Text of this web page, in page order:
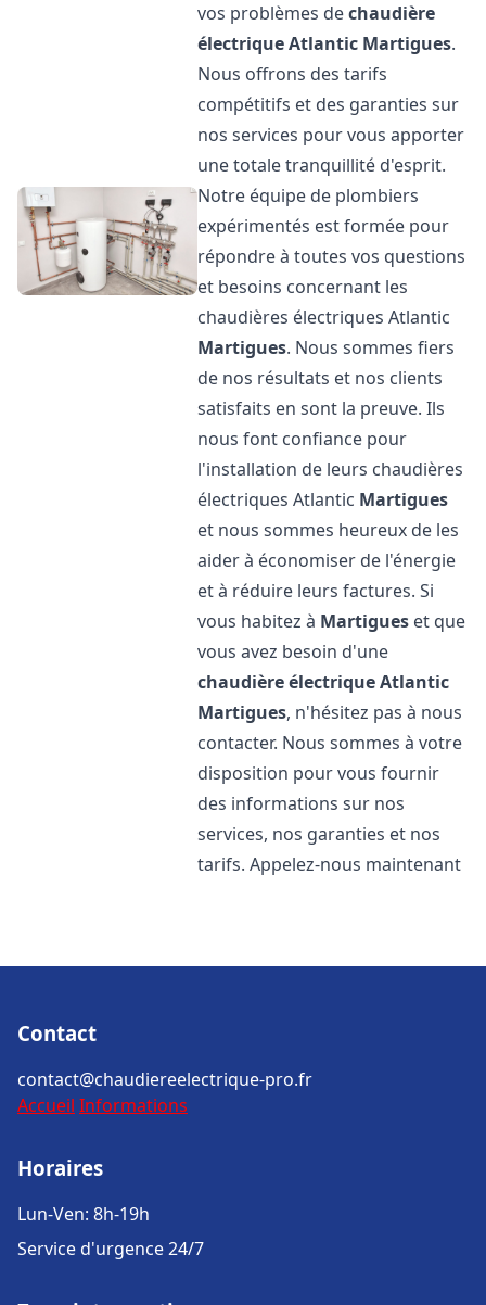
vos problèmes dechaudière
électrique Atlantic Martigues.
Nous offrons des tarifs
compétitifs et des garanties sur
nos services pour vous apporter
une totale tranquillité d'esprit.
Notre équipe de plombiers
expérimentés est formée pour
répondre à toutes vos questions
et besoins concernant les
chaudières électriques Atlantic
Martigues. Nous sommes fiers
de nos résultats et nos clients
satisfaits en sont la preuve. Ils
nous font confiance pour
l'installation de leurs chaudières
électriques Atlantic Martigues
et nous sommes heureux de les
aider à économiser de l'énergie
et à réduire leurs factures. Si
vous habitez à Martigues et que
vous avez besoin d'une
chaudière électrique Atlantic
Martigues, n'hésitez pas à nous
contacter. Nous sommes à votre
disposition pour vous fournir
des informations sur nos
services, nos garanties et nos
tarifs. Appelez-nous maintenant
Contact
contact@chaudiereelectrique-pro.fr
Accueil Informations
Horaires
Lun-Ven: 8h-19h
Service d'urgence 24/7